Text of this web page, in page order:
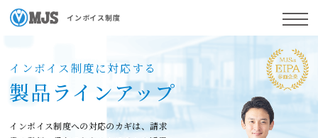
インボイス制度
インボイス制度に対応する
製品ラインアップ
インボイス制度への対応のカギは、請求